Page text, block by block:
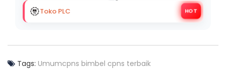
HOT
Toko PLC
Tags: Umumcpns bimbel cpns terbaik